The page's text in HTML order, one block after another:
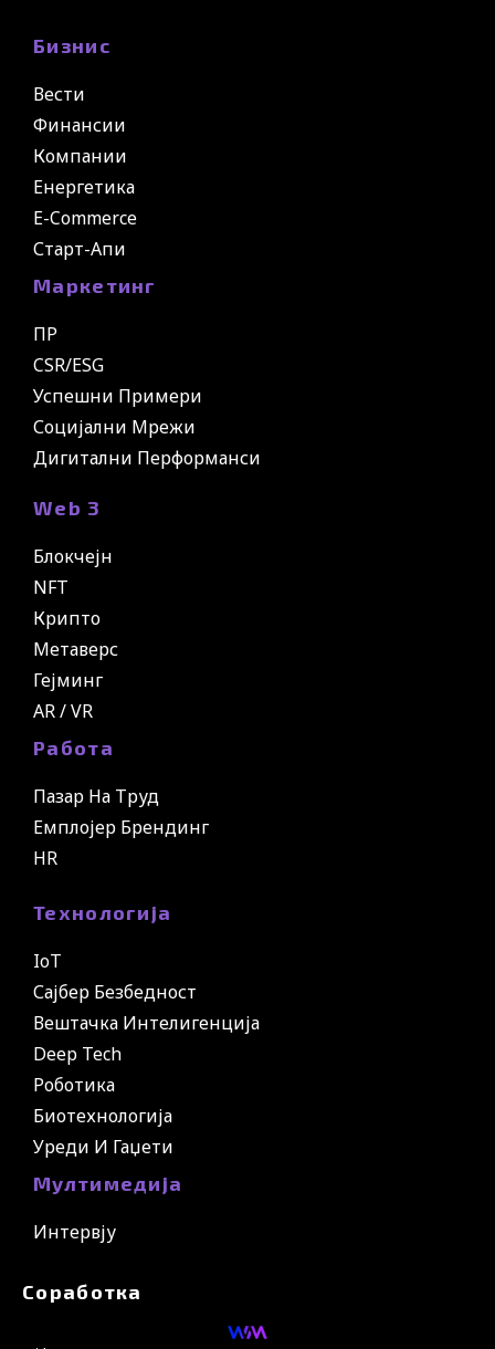
Бизнис
Вести
Финансии
Компании
Енергетика
E-Commerce
Старт-Апи
Маркетинг
ПР
CSR/ESG
Успешни Примери
Социјални Мрежи
Дигитални Перформанси
Web 3
Блокчејн
NFT
Крипто
Метаверс
Гејминг
AR / VR
Работа
Пазар На Труд
Емплојер Брендинг
HR
Технологија
IoT
Сајбер Безбедност
Вештачка Интелигенција
Deep Tech
Роботика
Биотехнологија
Уреди И Гаџети
Мултимедија
Интервју
Соработка